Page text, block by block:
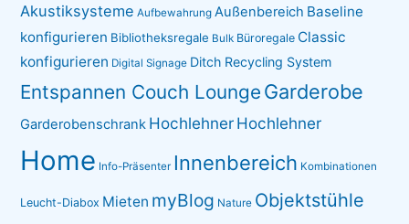
Akustiksysteme Aufbewahrung Außenbereich Baseline
konfigurieren Bibliotheksregale Bulk Büroregale Classic
konfigurieren Digital Signage Ditch Recycling System
Entspannen Couch Lounge Garderobe
Garderobenschrank HochlehnerHochlehner
Home Info-Präsenter Innenbereich Kombinationen
Leucht-Diabox Mieten myBlog Nature Objektstühle